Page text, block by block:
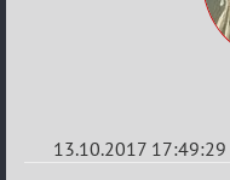
13.10.2017 17:49:29